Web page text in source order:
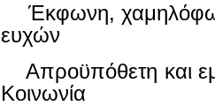
Έκφωνη,
ευχών
Απροϋπόθετη και
Κοινωνία